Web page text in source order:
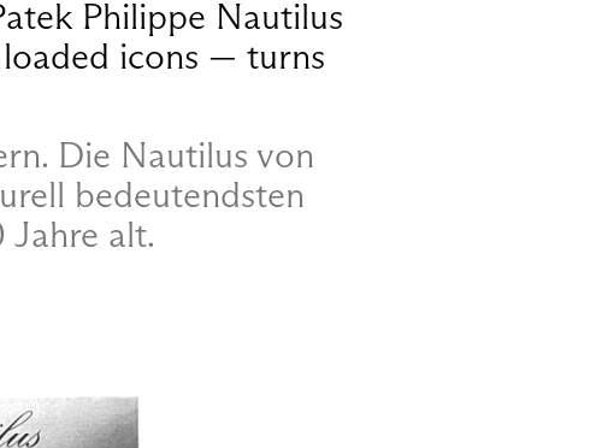
Philippe Nautilus
icons — turns
Die Nautilus von
bedeutendsten
alt.